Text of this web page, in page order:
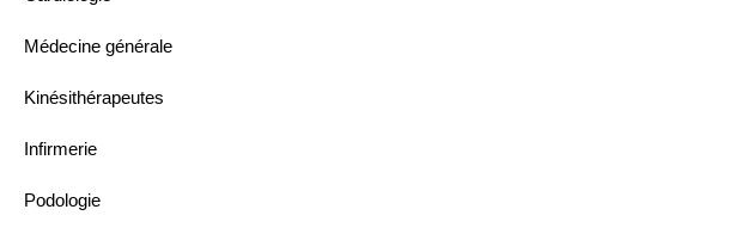
Médecine générale
Kinésithérapeutes
Infirmerie
Podologie